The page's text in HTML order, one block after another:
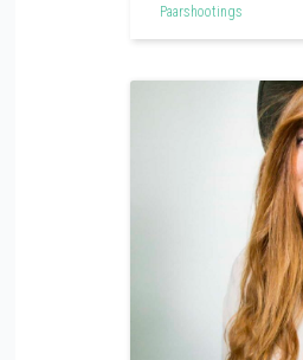
Paarshootings